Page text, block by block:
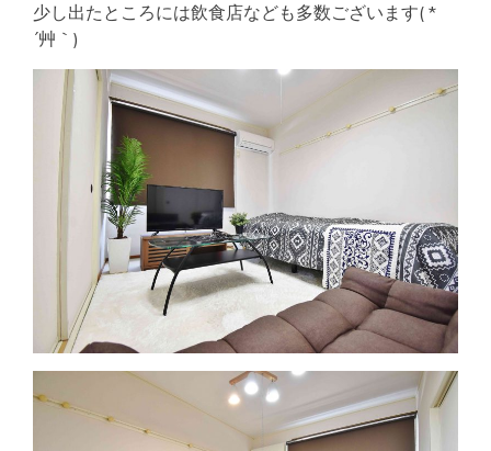
少し出たところには飲食店なども多数ございます( *
´艸｀)